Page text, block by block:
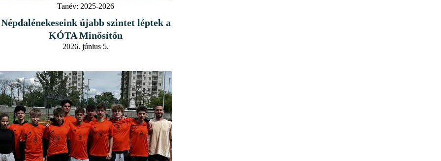
Tanév: 2025-2026
Népdalénekeseink újabb szintet léptek a
KÓTA Minősítőn
2026. június 5.